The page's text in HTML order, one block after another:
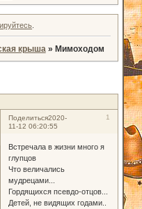
крыша » Мимоходом
Поделиться 1
2020-
11-12 06:20:55
Встречала в жизни много я
глупцов
Что величались
мудрецами...
Гордящихся псевдо-отцов...
Детей, не видящих годами..